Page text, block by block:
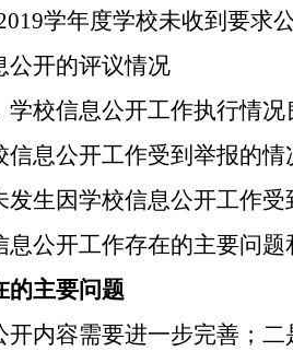
学年度学校未收到要求
公开的评议情况
学校信息公开工作执行情
信息公开工作受到举报的情
发生因学校信息公开工作
息公开工作存在的主要问题
的主要问题
开内容需要进一步完善；